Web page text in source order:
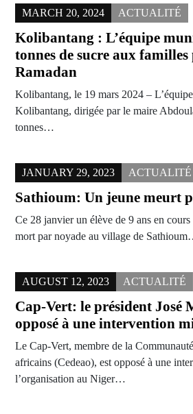
MARCH 20, 2024 ACTUALITÉ
Kolibantang : L’équipe
tonnes de sucre aux
Ramadan
Kolibantang, le 19 mars 2024 –
Kolibantang, dirigée par le maire
tonnes…
JANUARY 29, 2023 ACTUALITÉ
Sathioum: Un jeune meurt
Ce 28 janvier un élève de 9 ans en
mort par noyade au village de
AUGUST 12, 2023 ACTUALITÉ
Cap-Vert: le président José
opposé à une intervention
Le Cap-Vert, membre de la
africains (Cedeao), est opposé à une
l’organisation au Niger…